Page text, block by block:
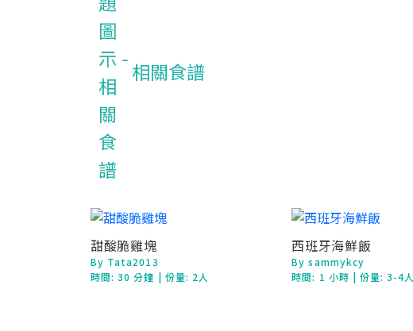
相關食譜
甜酸脆雞塊
By Tata2013
時間:30 分鐘 | 份量: 2人
西班牙海鮮飯
By sammykcy
時間: 1 小時 | 份量: 3-4人